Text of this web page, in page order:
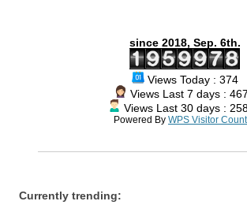
since 2018, Sep. 6th.
Views Today : 374
Views Last 7 days :
Views Last 30 days :
Powered By WPS Visitor
Currently trending: